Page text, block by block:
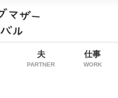
夫
PARTNER
仕事
WORK